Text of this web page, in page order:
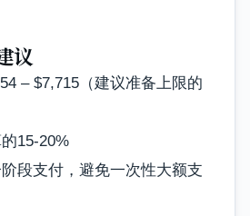
议
– $7,715（建议准备上限的
的15-20%
阶段支付，避免一次性大额支